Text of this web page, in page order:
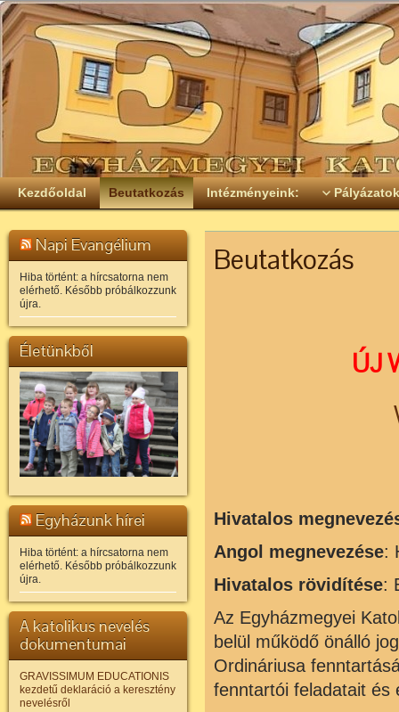
Kezdőoldal Beutatkozás Intézményeink: Pályázatok
Napi Evangélium
Hiba történt: a hírcsatorna nem
elérhető. Később próbálkozzunk
újra.
Életünkből
Egyházunk hírei
Hiba történt: a hírcsatorna nem
elérhető. Később próbálkozzunk
újra.
A katolikus nevelés
dokumentumai
GRAVISSIMUM EDUCATIONIS
kezdetű deklaráció a keresztény
nevelésről
Beutatkozás
ÚJ
Hivatalos
Angol megnevezése:
Hivatalos rövidítése:
Az Egyházmegyei
belül működő önálló
Ordináriusa
fenntartói feladatait és